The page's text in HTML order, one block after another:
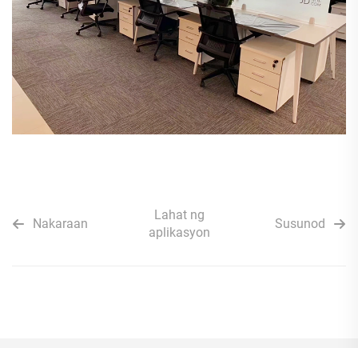
Nakaraan
Lahat ng
aplikasyon
Susunod